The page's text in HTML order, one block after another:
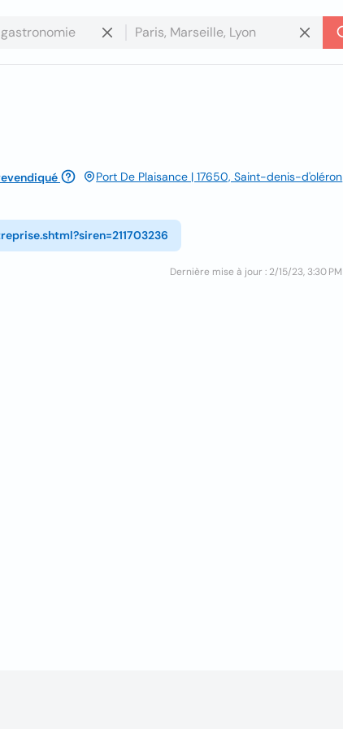
Port De Plaisance | 17650, Saint-denis-d'oléron
Dernière mise à jour : 2/15/23, 3:30 PM